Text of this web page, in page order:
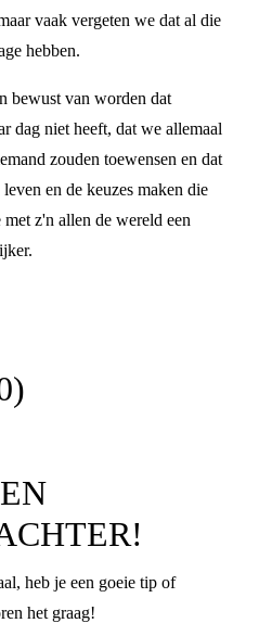
vaak vergeten we dat al die
hebben.
bewust van worden dat
dag niet heeft, dat we allemaal
zouden toewensen en dat
en de keuzes maken die
z'n allen de wereld een
)
heb je een goeie tip of
het graag!